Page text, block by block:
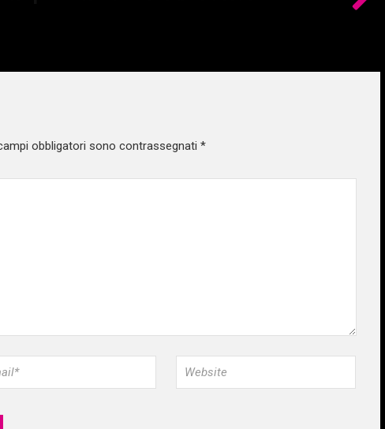
obbligatori sono contrassegnati *